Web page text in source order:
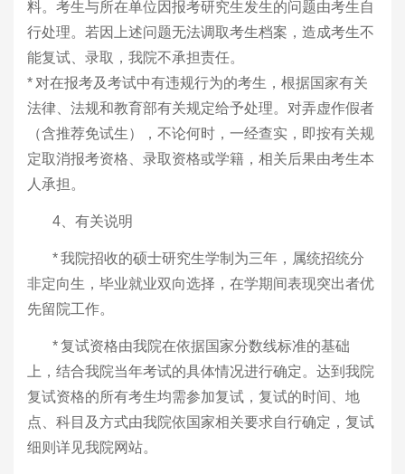
料。考生与所在单位因报考研究生发生的问题由考生自
行处理。若因上述问题无法调取考生档案，造成考生不
能复试、录取，我院不承担责任。
* 对在报考及考试中有违规行为的考生，根据国家有关
法律、法规和教育部有关规定给予处理。对弄虚作假者
（含推荐免试生），不论何时，一经查实，即按有关规
定取消报考资格、录取资格或学籍，相关后果由考生本
人承担。
4、有关说明
*我院招收的硕士研究生学制为三年，属统招统分
非定向生，毕业就业双向选择，在学期间表现突出者优
先留院工作。
*复试资格由我院在依据国家分数线标准的基础
上，结合我院当年考试的具体情况进行确定。达到我院
复试资格的所有考生均需参加复试，复试的时间、地
点、科目及方式由我院依国家相关要求自行确定，复试
细则详见我院网站。